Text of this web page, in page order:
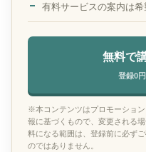
有料サービスの案内は希
無料で
登録0
※本コンテンツはプロモーショ
報に基づくもので、変更される
料になる範囲は、登録前に必ず
のではありません。